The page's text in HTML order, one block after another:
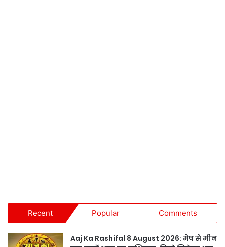
Recent Popular Comments
Aaj Ka Rashifal 8 August 2026: मेष से मीन